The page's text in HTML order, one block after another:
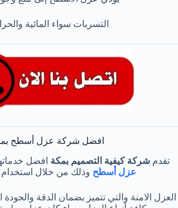
التسربات سواء المائية
افضل شركة عزل أسطح
تقدم شركة كيفية التصميم بمكة افضل
عزل أسطح وذلك من خلال
العزل الامنة والتي تتميز بضمان الدقة والجودة